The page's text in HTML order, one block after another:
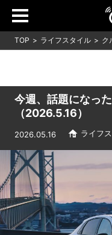
TOP ライフスタイル ク
今週、話題になっ
（2026.5.16）
2026.05.16 ライフ